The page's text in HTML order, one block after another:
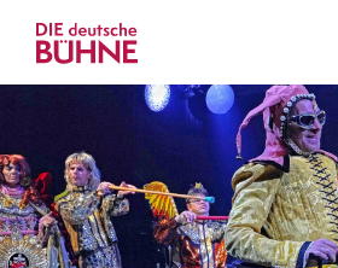
Kritiken
Schauspiel
Musiktheater
Tanz
Crossover